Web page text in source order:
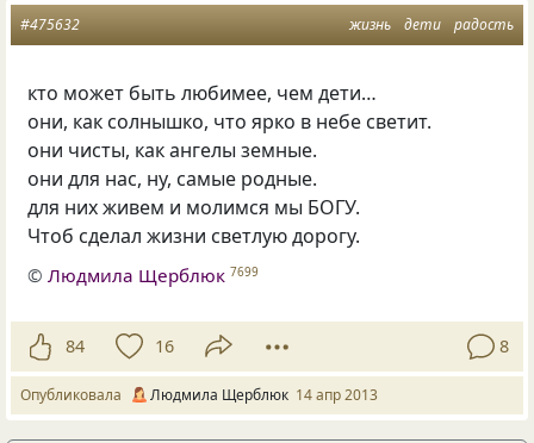
жизнь дети радость
#475632
кто может быть любимее, чем дети…
они, как солнышко, что ярко в небе светит.
они чисты, как ангелы земные.
они для нас, ну, самые родные.
для них живем и молимся мы БОГУ.
Чтоб сделал жизни светлую дорогу.
©Людмила Щерблюк 7699
84 16 8
Опубликовала Людмила Щерблюк 14 апр 2013